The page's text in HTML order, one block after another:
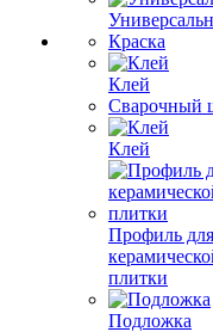
Краска
Клей
Сварочный
Клей
Профиль для
плитки
Подложка